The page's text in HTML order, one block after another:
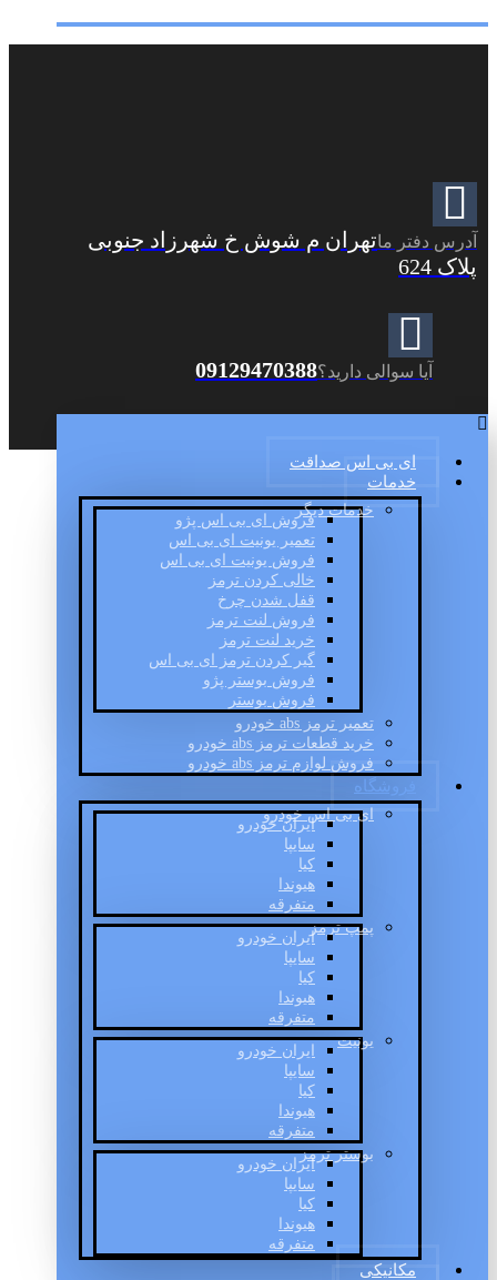
آدرس دفتر ماتهران م شوش خ شهرزاد جنوبی
پلاک 624
آیا سوالی دارید؟09129470388
ای بی اس صداقت
خدمات
خدمات دیگر
فروش ای بی اس پژو
تعمیر یونیت ای بی اس
فروش یونیت ای بی اس
خالی کردن ترمز
قفل شدن چرخ
فروش لنت ترمز
خرید لنت ترمز
گیر کردن ترمز ای بی اس
فروش بوستر پژو
فروش بوستر
تعمیر ترمز abs خودرو
خرید قطعات ترمز abs خودرو
فروش لوازم ترمز abs خودرو
فروشگاه
ای بی اس خودرو
ایران خودرو
سایپا
کیا
هیوندا
متفرقه
پمپ ترمز
ایران خودرو
سایپا
کیا
هیوندا
متفرقه
یونیت
ایران خودرو
سایپا
کیا
هیوندا
متفرقه
بوستر ترمز
ایران خودرو
سایپا
کیا
هیوندا
متفرقه
مکانیکی